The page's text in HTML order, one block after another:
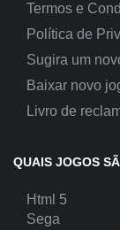
Termos e
Política de
Sugira um
Baixar novo
Livro de
QUAIS JOGOS
Html 5
Sega